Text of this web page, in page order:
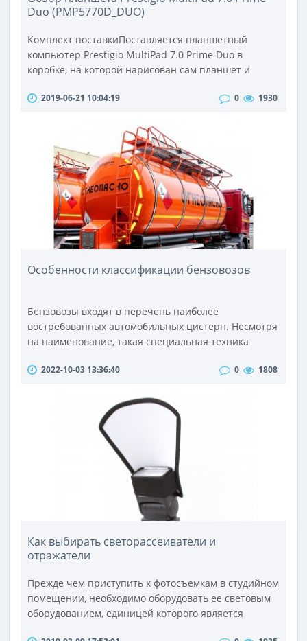
Duo (PMP5770D_DUO)
Комплект поставкиПоставляется планшетный
компьютер Prestigio MultiPad 7.0 Prime Duo в
коробке, на которой нарисован сам планшет и
Надписи на коробке на русском и английском
поставки входят документация (мануал,
гарантийный талон и т.п.), шнур micro-USB/USB,
зарядное устройство со сменными вилками
(европейский и с..
2019-06-21 10:04:19 0 1930
Особенности классификации бензовозов
Бензовозы входят в перечень наиболее
востребованных автомобильных цистерн. Несмотря
на наименование, такая специальная техника
только бензина, но и других светлых продуктов
или авиационного керосина). Купить бензовоз
сегодня не составляет труда. Однако стоит учесть,
что эта спецтехника предлагается пр..
2022-10-03 13:36:40 0 1808
Как выбирать светорассеиватели и
отражатели
Прежде чем приступить к фотосъемкам в студийном
помещении, необходимо оборудовать ее световым
оборудованием, единицей которого является